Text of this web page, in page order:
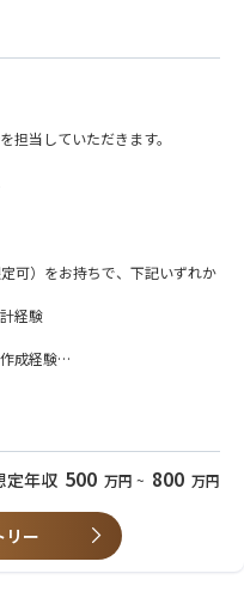
担当していただきます。
回路図の作成
積・原価確認支援
せ
変更対応
ます。
取り、図面作成一式を一貫して
ル、劇場と幅広いため実際に目
す。
でき、板金加工から出荷まで
業界でも数少ない貴重な経験を
的な個人スキルが向上する機会
可）をお持ちで、下記いずれか
経験
成経験
経験
産業機械、FA設備関連の設計経
電気主任技術者等の資格
定年収 500 万円 ~ 800 万円
リー